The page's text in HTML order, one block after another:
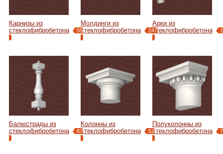
Карнизы из
стеклофибробетона
55
Молдинги из
стеклофибробетона
247
Арки из
стеклофибробетона
Балюстрады из
стеклофибробетона
87
Колонны из
стеклофибробетона
52
Полуколонны из
стеклофибробетона